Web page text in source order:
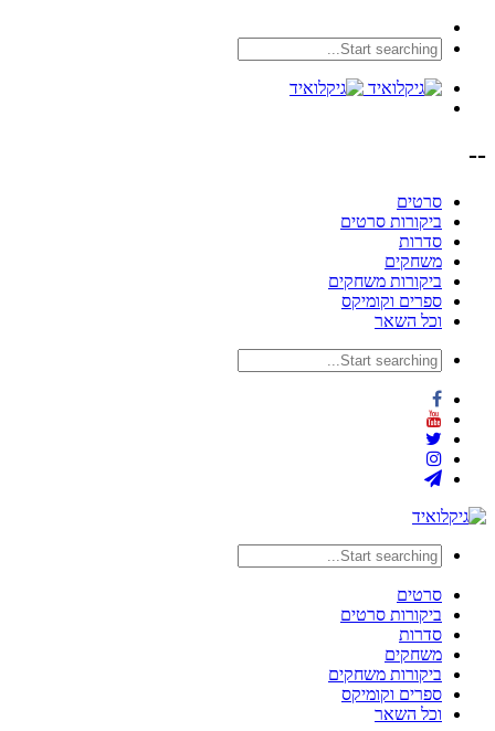
--
סרטים
ביקורות סרטים
סדרות
משחקים
ביקורות משחקים
ספרים וקומיקס
וכל השאר
סרטים
ביקורות סרטים
סדרות
משחקים
ביקורות משחקים
ספרים וקומיקס
וכל השאר